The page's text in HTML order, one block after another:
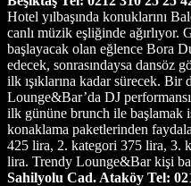
Hotel yılbaşında konuklarını
canlı müzik eşliğinde ağırlıyor.
başlayacak olan eğlence Bora
edecek, sonrasındaysa dansöz
ilk ışıklarına kadar sürecek.
Lounge&Bar’da DJ
ilk gününe brunch ile başlamak
konaklama paketlerinden
425 lira, 2. kategori 375 lira, 3.
lira. Trendy Lounge&Bar kişi
Sahilyolu Cad. Ataköy Tel: